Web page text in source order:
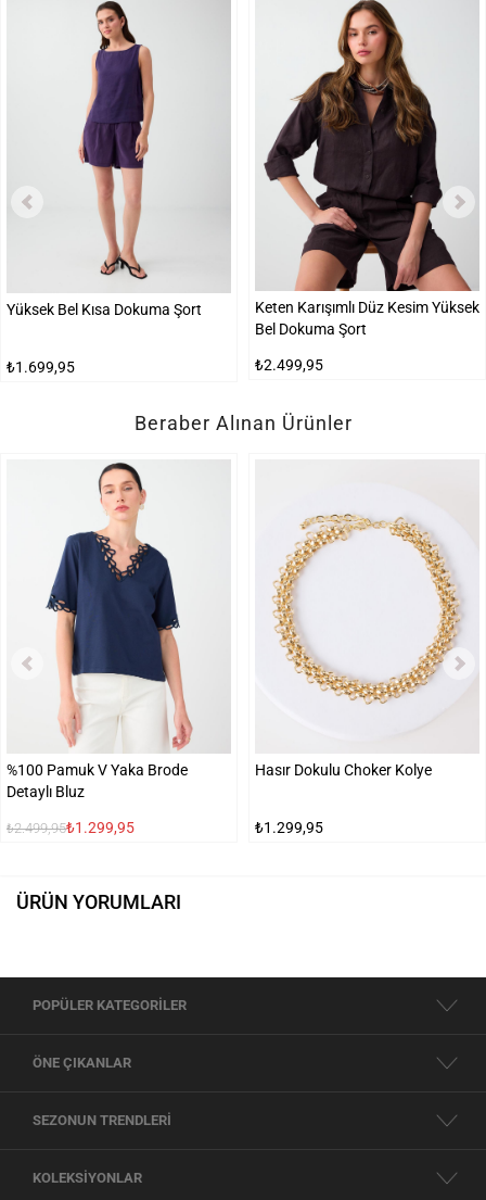
Yüksek Bel Kısa Dokuma Şort
₺1.699,95
Keten Karışımlı Düz Kesim Yüksek
Bel Dokuma Şort
₺2.499,95
Beraber Alınan Ürünler
%100 Pamuk V Yaka Brode
Detaylı Bluz
₺2.499,95₺1.299,95
Hasır Dokulu Choker Kolye
₺1.299,95
ÜRÜN YORUMLARI
POPÜLER KATEGORİLER
ÖNE ÇIKANLAR
SEZONUN TRENDLERİ
KOLEKSİYONLAR